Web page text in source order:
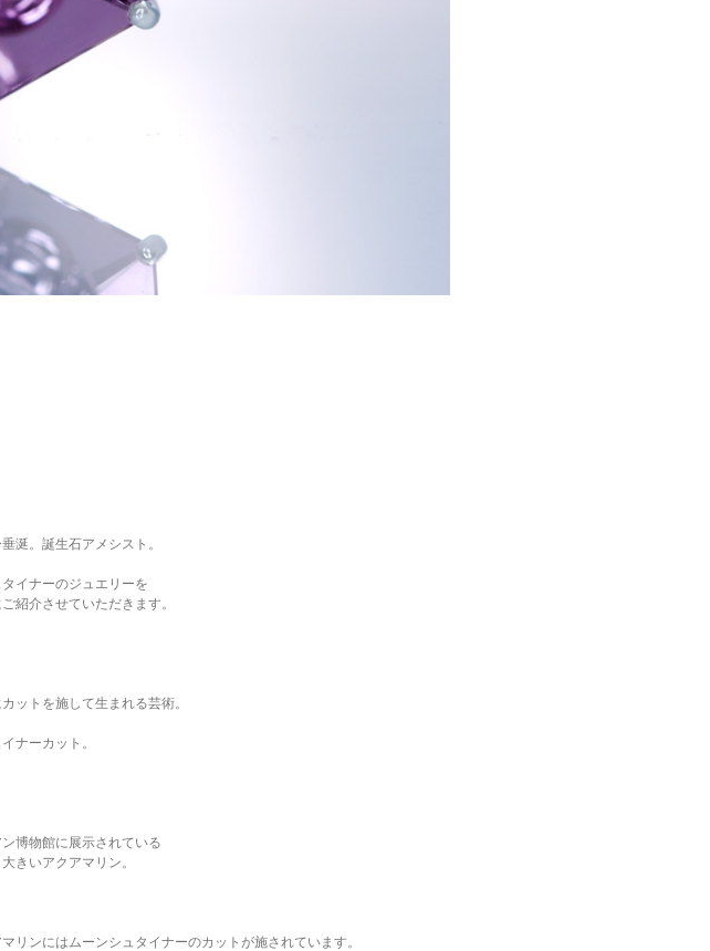
涎。誕生石アメシスト。
イナーのジュエリーを
紹介させていただきます。
ットを施して生まれる芸術。
ナーカット。
博物館に展示されている
きいアクアマリン。
リンにはムーンシュタイナーのカットが施されています。